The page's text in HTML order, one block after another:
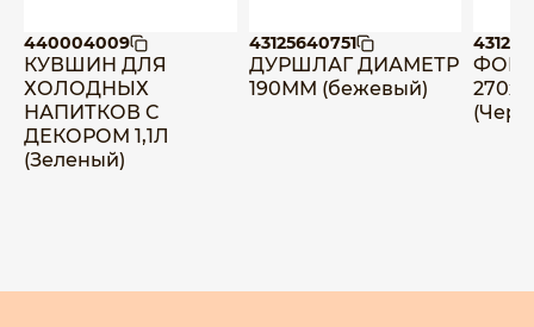
440004009
КУВШИН ДЛЯ
ХОЛОДНЫХ
НАПИТКОВ C
ДЕКОРОМ 1,1Л
(Зеленый)
43125640751
ДУРШЛАГ ДИАМЕТР
190ММ (бежевый)